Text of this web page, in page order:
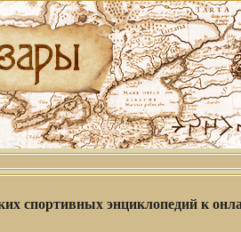
спортивных энциклопедий к